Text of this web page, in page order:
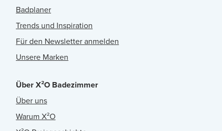
Badplaner
Trends und Inspiration
Für den Newsletter anmelden
Unsere Marken
Über X²O Badezimmer
Über uns
Warum X²O